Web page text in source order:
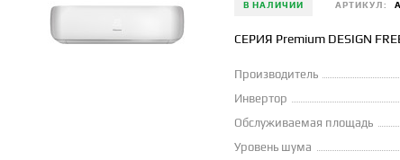
В НАЛИЧИИ АРТИКУЛ:
СЕРИЯ Premium DESIGN
Производитель
Инвертор
Обслуживаемая площадь
Уровень шума